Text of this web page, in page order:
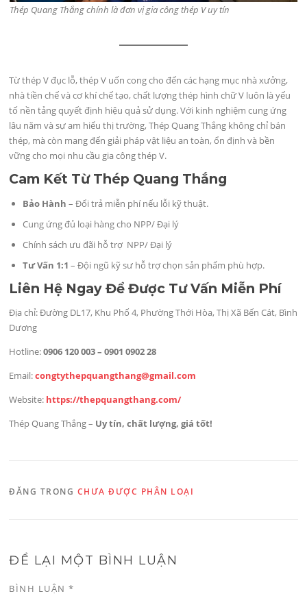
Thép Quang Thắng chính là đơn vị gia công thép V uy tín
Từ thép V đục lỗ, thép V uốn cong cho đến các hạng mục nhà xưởng,
nhà tiền chế và cơ khí chế tạo, chất lượng thép hình chữ V luôn là yếu
tố nền tảng quyết định hiệu quả sử dụng. Với kinh nghiệm cung ứng
lâu năm và sự am hiểu thị trường, Thép Quang Thắng không chỉ bán
thép, mà còn mang đến giải pháp vật liệu an toàn, ổn định và bền
vững cho mọi nhu cầu gia công thép V.
Cam Kết Từ Thép Quang Thắng
Bảo Hành – Đổi trả miễn phí nếu lỗi kỹ thuật.
Cung ứng đủ loại hàng cho NPP/ Đại lý
Chính sách ưu đãi hỗ trợ NPP/ Đại lý
Tư Vấn 1:1 – Đội ngũ kỹ sư hỗ trợ chọn sản phẩm phù hợp.
Liên Hệ Ngay Để Được Tư Vấn Miễn Phí
Địa chỉ: Đường DL17, Khu Phố 4, Phường Thới Hòa, Thị Xã Bến Cát, Bình
Dương
Hotline:0906 120 003 – 0901 0902 28
Email:congtythepquangthang@gmail.com
Website: https://thepquangthang.com/
Thép Quang Thắng – Uy tín, chất lượng, giá tốt!
ĐĂNG TRONG CHƯA ĐƯỢC PHÂN LOẠI
ĐỂ LẠI MỘT BÌNH LUẬN
BÌNH LUẬN*